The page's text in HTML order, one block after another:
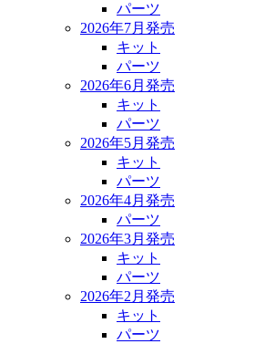
パーツ
2026年7月発売
キット
パーツ
2026年6月発売
キット
パーツ
2026年5月発売
キット
パーツ
2026年4月発売
パーツ
2026年3月発売
キット
パーツ
2026年2月発売
キット
パーツ